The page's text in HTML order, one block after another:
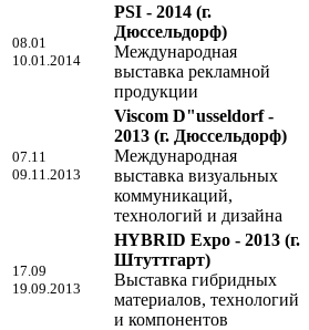
08.01
10.01.2014
PSI - 2014 (г.
Дюссельдорф)
Международная
выставка рекламной
продукции
07.11
09.11.2013
Viscom D"usseldorf -
2013 (г. Дюссельдорф)
Международная
выставка визуальных
коммуникаций,
технологий и дизайна
17.09
19.09.2013
HYBRID Expo - 2013 (г.
Штуттгарт)
Выставка гибридных
материалов, технологий
и компонентов